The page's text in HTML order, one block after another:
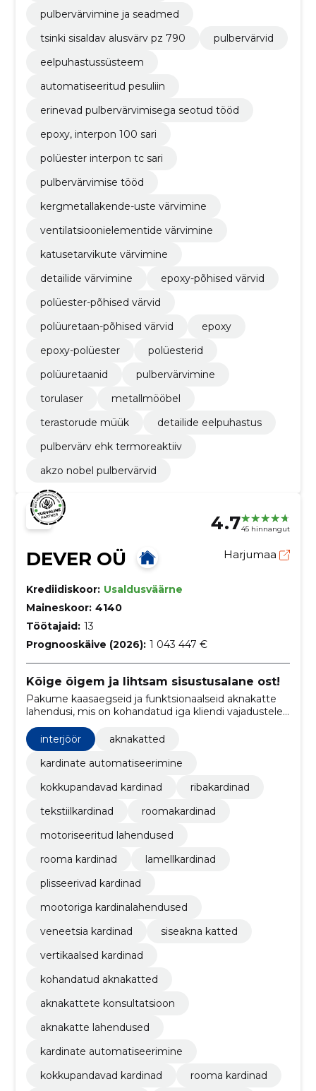
pulbervärvimine ja seadmed
tsinki sisaldav alusvärv pz 790
pulbervärvid
eelpuhastussüsteem
automatiseeritud pesuliin
erinevad pulbervärvimisega seotud tööd
epoxy, interpon 100 sari
polüester interpon tc sari
pulbervärvimise tööd
kergmetallakende-uste värvimine
ventilatsioonielementide värvimine
katusetarvikute värvimine
detailide värvimine
epoxy-põhised värvid
polüester-põhised värvid
polüuretaan-põhised värvid
epoxy
epoxy-polüester
polüesterid
polüuretaanid
pulbervärvimine
torulaser
metallmööbel
terastorude müük
detailide eelpuhastus
pulbervärv ehk termoreaktiiv
akzo nobel pulbervärvid
4.745 hinnangut
DEVER OÜ Harjumaa
Krediidiskoor: Usaldusväärne
Maineskoor: 4140
Töötajaid: 13
Prognooskäive (2026): 1 043 447 €
Kõige õigem ja lihtsam sisustusalane ost!
Pakume kaasaegseid ja funktsionaalseid aknakatte
lahendusi, mis on kohandatud iga kliendi vajadustele.
Meie teenus hõlmab kõike alates konsultatsioonist ja
mõõtmisest kuni professionaalse paigalduse ja
hoolduseni.
interjöör
aknakatted
kardinate automatiseerimine
kokkupandavad kardinad
ribakardinad
tekstiilkardinad
roomakardinad
motoriseeritud lahendused
rooma kardinad
lamellkardinad
plisseerivad kardinad
mootoriga kardinalahendused
veneetsia kardinad
siseakna katted
vertikaalsed kardinad
kohandatud aknakatted
aknakattete konsultatsioon
aknakatte lahendused
kardinate automatiseerimine
kokkupandavad kardinad
rooma kardinad